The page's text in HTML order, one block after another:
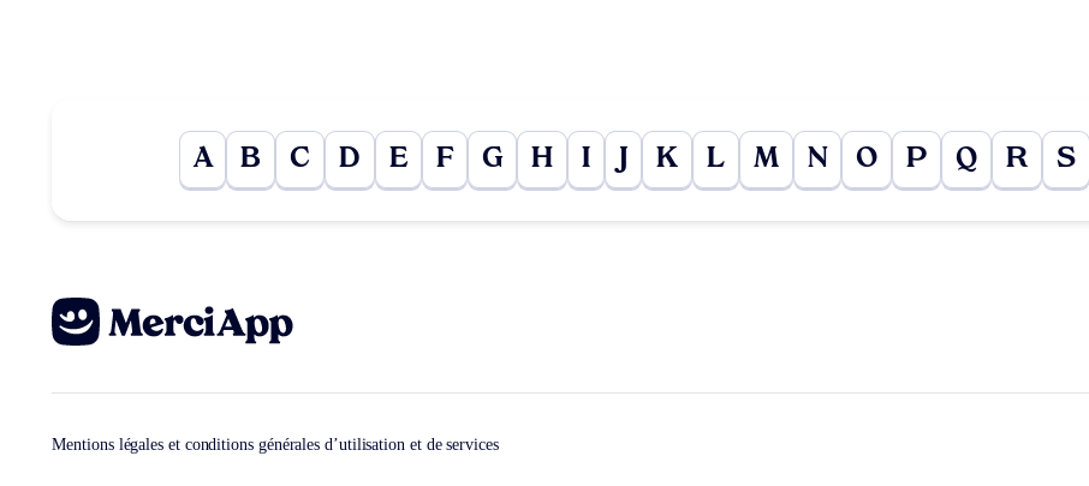
A B C D E F G H I J K L M N O P Q R S
Mentions légales et conditions générales d’utilisation et de services